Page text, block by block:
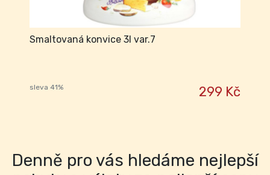
Smaltovaná konvice 3l var.7
sleva 41% 299 Kč
Denně pro vás hledáme nejlepší